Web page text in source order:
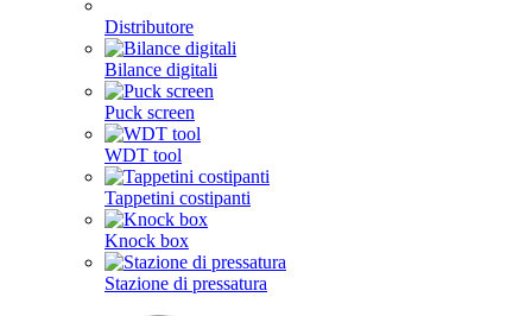
Distributore
Bilance digitali
Puck screen
WDT tool
Tappetini costipanti
Knock box
Stazione di pressatura